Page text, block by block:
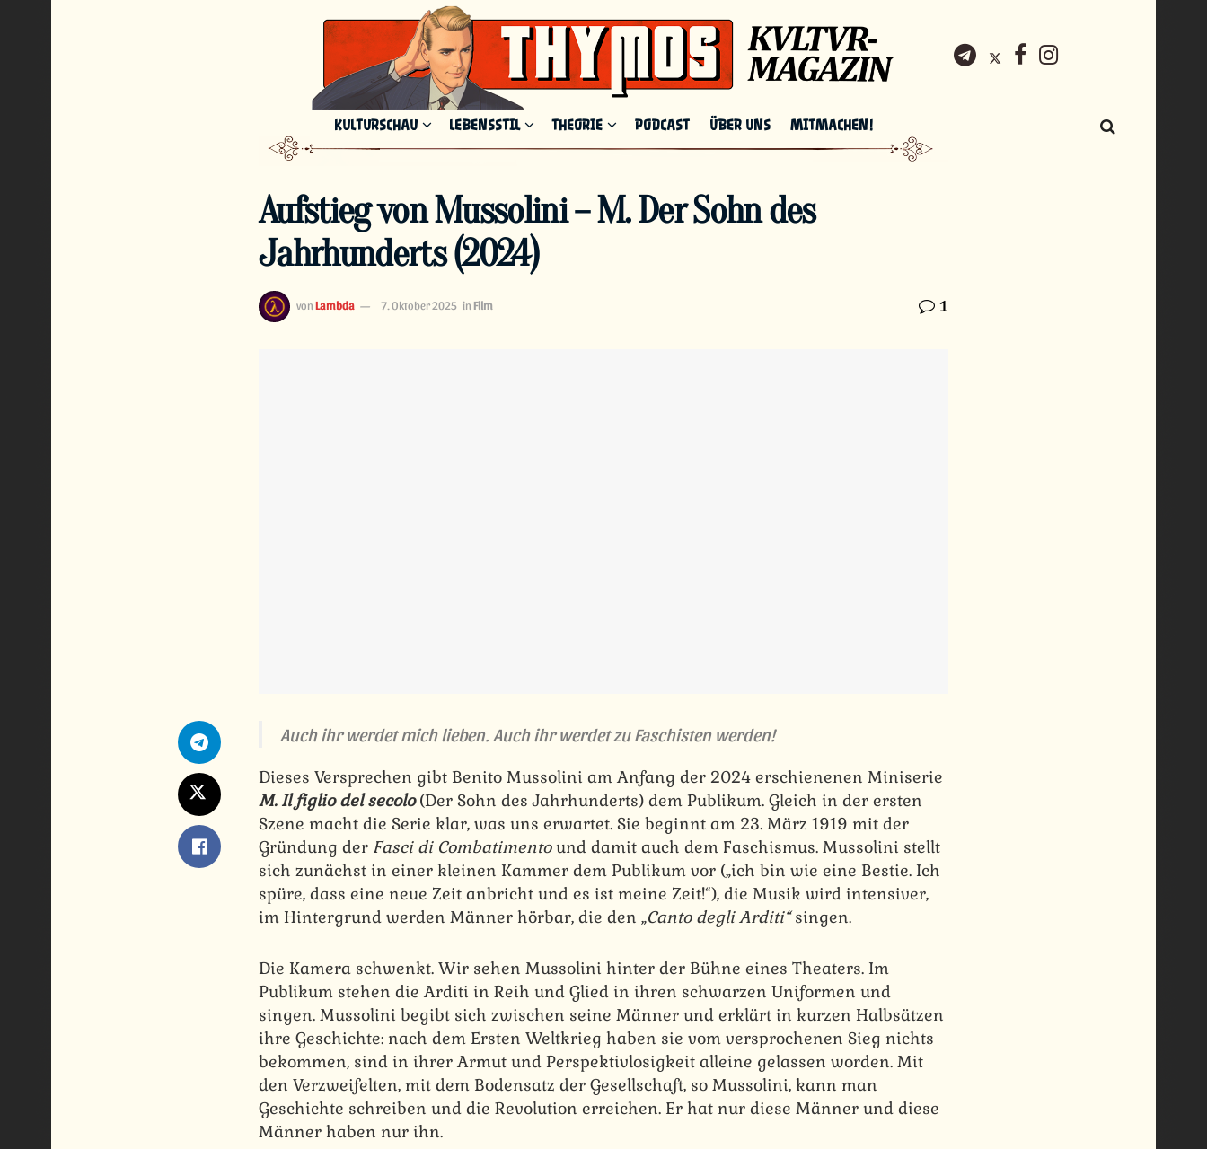
KULTURSCHAU LEBENSSTIL THEORIE PODCAST ÜBER UNS MITMACHEN!
Aufstieg von Mussolini – M. Der Sohn des
Jahrhunderts (2024)
von Lambda 7. Oktober 2025 in Film 1
Auch ihr werdet mich lieben. Auch ihr werdet zu Faschisten werden!
Dieses Versprechen gibt Benito Mussolini am Anfang der 2024 erschienenen Miniserie
M. Il figlio del secolo(Der Sohn des Jahrhunderts) dem Publikum. Gleich in der ersten
Szene macht die Serie klar, was uns erwartet. Sie beginnt am 23. März 1919 mit der
Gründung der Fasci di Combatimentound damit auch dem Faschismus. Mussolini stellt
sich zunächst in einer kleinen Kammer dem Publikum vor („ich bin wie eine Bestie. Ich
spüre, dass eine neue Zeit anbricht und es ist meine Zeit!“), die Musik wird intensiver,
im Hintergrund werden Männer hörbar, die den „Canto degli Arditi“singen.
Die Kamera schwenkt. Wir sehen Mussolini hinter der Bühne eines Theaters. Im
Publikum stehen die Arditi in Reih und Glied in ihren schwarzen Uniformen und
singen. Mussolini begibt sich zwischen seine Männer und erklärt in kurzen Halbsätzen
ihre Geschichte: nach dem Ersten Weltkrieg haben sie vom versprochenen Sieg nichts
bekommen, sind in ihrer Armut und Perspektivlosigkeit alleine gelassen worden. Mit
den Verzweifelten, mit dem Bodensatz der Gesellschaft, so Mussolini, kann man
Geschichte schreiben und die Revolution erreichen. Er hat nur diese Männer und diese
Männer haben nur ihn.